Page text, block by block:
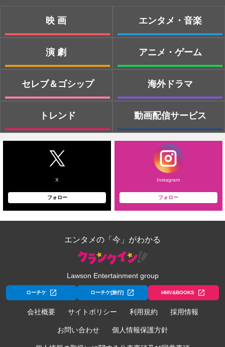
映画
演劇
セレブ＆ゴシップ
トレンド
エンタメ・音楽
アニメ・ゲーム
海外ドラマ
動画配信サービス
X
フォロー
Instagram
フォロー
エンタメの「今」がわかる
Lawson Entertainment group
ローチケ ローチケ[旅行] HMV&BOOKS
会社概要 サイトポリシー 利用規約 採用情報
お問い合わせ 個人情報保護方針